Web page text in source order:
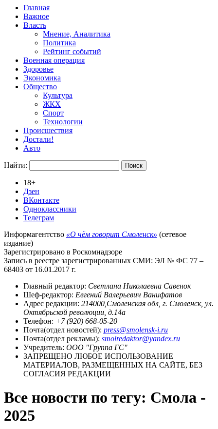
Главная
Важное
Власть
Мнение, Аналитика
Политика
Рейтинг событий
Военная операция
Здоровье
Экономика
Общество
Культура
ЖКХ
Спорт
Технологии
Происшествия
Достали!
Авто
Найти:
18+
Дзен
ВКонтакте
Одноклассники
Телеграм
Информагентство «О чём говорит Смоленск» (сетевое
издание)
Зарегистрировано в Роскомнадзоре
Запись в реестре зарегистрированных СМИ: ЭЛ № ФС 77 –
68403 от 16.01.2017 г.
Главный редактор: Светлана Николаевна Савенок
Шеф-редактор: Евгений Валерьевич Ванифатов
Адрес редакции: 214000,Смоленская обл, г. Смоленск, ул.
Октябрьской революции, д.14а
Телефон: +7 (920) 668-05-20
Почта(отдел новостей): press@smolensk-i.ru
Почта(отдел рекламы): smolredaktor@yandex.ru
Учредитель: ООО "Группа ГС"
ЗАПРЕЩЕНО ЛЮБОЕ ИСПОЛЬЗОВАНИЕ
МАТЕРИАЛОВ, РАЗМЕЩЕННЫХ НА САЙТЕ, БЕЗ
СОГЛАСИЯ РЕДАКЦИИ
Все новости по тегу: Смола -
2025